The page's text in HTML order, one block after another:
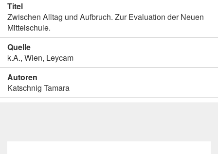
Titel
Zwischen Alltag und Aufbruch. Zur Evaluation der Neuen
Mittelschule.
Quelle
k.A., Wien, Leycam
Autoren
Katschnig Tamara